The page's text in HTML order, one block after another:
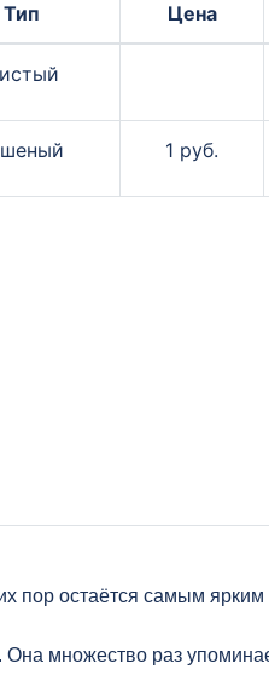
Тип Цена
1 руб.
пор остаётся самым
множество раз